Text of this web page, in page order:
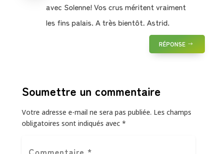
avec Solenne! Vos crus méritent vraiment
les fins palais. A très bientôt. Astrid.
RÉPONSE
Soumettre un commentaire
Votre adresse e-mail ne sera pas publiée. Les champs
obligatoires sont indiqués avec *